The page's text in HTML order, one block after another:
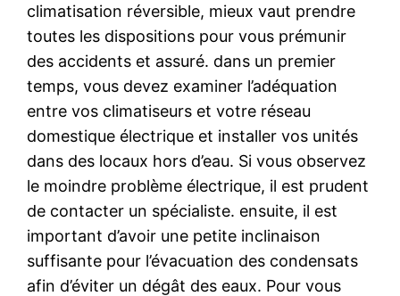
climatisation réversible, mieux vaut prendre
toutes les dispositions pour vous prémunir
des accidents et assuré. dans un premier
temps, vous devez examiner l’adéquation
entre vos climatiseurs et votre réseau
domestique électrique et installer vos unités
dans des locaux hors d’eau. Si vous observez
le moindre problème électrique, il est prudent
de contacter un spécialiste. ensuite, il est
important d’avoir une petite inclinaison
suffisante pour l’évacuation des condensats
afin d’éviter un dégât des eaux. Pour vous